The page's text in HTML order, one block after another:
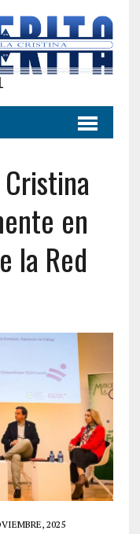
en
la Red
2025